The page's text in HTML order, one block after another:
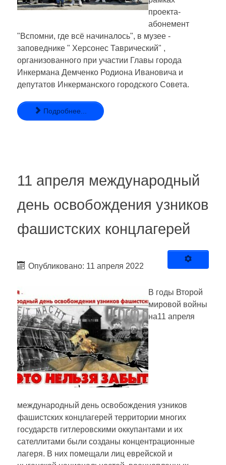
проекта-
абонемент
"Вспомни, где всё начиналось", в музее -
заповеднике " Херсонес Таврический" ,
организованного при участии Главы города
Инкермана Демченко Родиона Ивановича и
депутатов Инкерманского городского Совета.
Подробнее...
11 апреля международный
день освобождения узников
фашистских концлагерей
Опубликовано: 11 апреля 2022
В годы Второй
мировой войны
на11 апреля
международный день освобождения узников
фашистских концлагерей территории многих
государств гитлеровскими оккупантами и их
сателлитами были созданы концентрационные
лагеря. В них помещали лиц еврейской и